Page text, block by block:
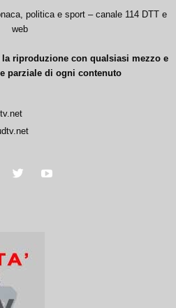
politica e sport – canale 114 DTT e
web
riproduzione con qualsiasi mezzo e
parziale di ogni contenuto